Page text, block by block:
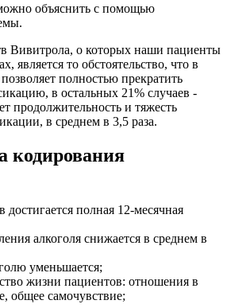
объяснить с помощью
Вивитрола, о которых наши пациенты
является то обстоятельство, что в
полностью прекратить
в остальных 21% случаев -
продолжительность и тяжесть
в среднем в 3,5 раза.
кодирования
полная 12-месячная
алкоголя снижается в среднем в
уменьшается;
жизни пациентов: отношения в
общее самочувствие;